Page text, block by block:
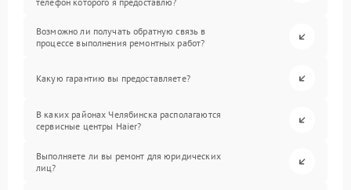
Возможно ли получать обратную связь в
процессе выполнения ремонтных работ?
Какую гарантию вы предоставляете?
В каких районах Челябинска располагаются
сервисные центры Haier?
Выполняете ли вы ремонт для юридических
лиц?